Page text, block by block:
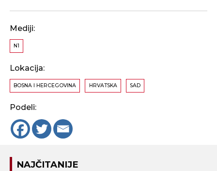
Mediji:
N1
Lokacija:
BOSNA I HERCEGOVINA HRVATSKA SAD
Podeli:
NAJČITANIJE